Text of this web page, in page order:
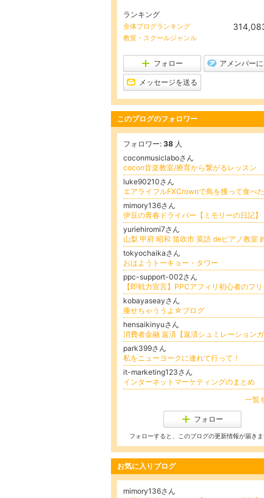
ランキング
全体ブログランキング
教室・スクールジャンル
フォロー アメンバー
メッセージを送る
このブログのフォロワー
フォロワー: 38 人
coconmusiclaboさん
luke90210さん
エアライフルFXCrownで鳥を獲って食べた
mimory136さん
伊豆の青春ドライバー【ミモリーの日記】
yuriehiromi7さん
山梨 甲府 昭和 笛吹市 英語 deピアノ教室
tokyochaikaさん
おはようトーキョー・タワー
ppc-support-002さん
kobayaseayさん
痩せちゃううよ☆ブログ
hensaikinyuさん
park399さん
私をニューヨークに連れて行って！
it-marketing123さん
インターネットマーケティングのまとめ
一覧
フォロー
フォローすると、このブログの更新情報が届きま
お気に入りブログ
mimory136さん